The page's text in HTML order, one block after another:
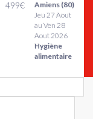
499€
Amiens (80)
Jeu 27 Aout
au Ven 28
Aout 2026
Hygiène
alimentaire